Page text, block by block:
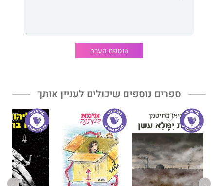
הוספת הערה
ספרים נוספים שיכולים לעניין אותך